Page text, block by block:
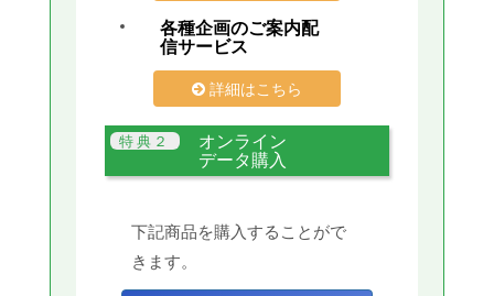
各種企画のご案内配
信サービス
詳細はこちら
オンライン
データ購入
下記商品を購入することがで
きます。